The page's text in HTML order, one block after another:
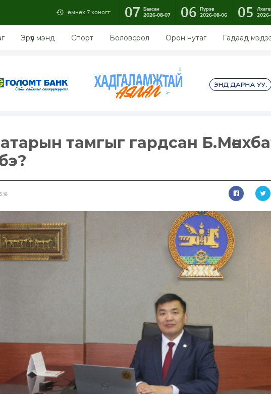
өмнөх 7 хоногт: 07 Баасан
2026-08-07
06 Пүрэв
2026-08-06
05
Эрүүл мэнд Спорт Боловсрол Орон нутаг Гадаад
тамгыг гардсан